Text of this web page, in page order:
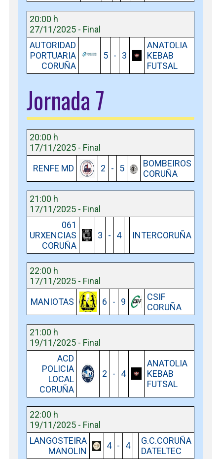
20:00 h
27/11/2025 - Final
AUTORIDAD
PORTUARIA
CORUÑA
5 - 3
ANATOLIA
KEBAB
FUTSAL
Jornada 7
20:00 h
17/11/2025 - Final
RENFE MD
2 - 5
BOMBEIROS
CORUÑA
21:00 h
17/11/2025 - Final
061
URXENCIAS
CORUÑA
3 - 4 INTERCORUÑA
22:00 h
17/11/2025 - Final
MANIOTAS
6 - 9
CSIF
CORUÑA
21:00 h
19/11/2025 - Final
ACD
POLICIA
LOCAL
CORUÑA
2 - 4
ANATOLIA
KEBAB
FUTSAL
22:00 h
19/11/2025 - Final
LANGOSTEIRA
MANOLIN
4 - 4
G.C.CORUÑA
DATELTEC